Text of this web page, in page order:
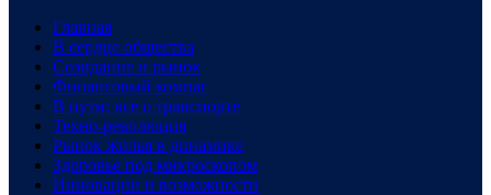
Главная
В сердце общества
Созидание и рынок
Финансовый компас
В пути: все о транспорте
Техно-революция
Рынок жилья в динамике
Здоровье под микроскопом
Инновации и возможности